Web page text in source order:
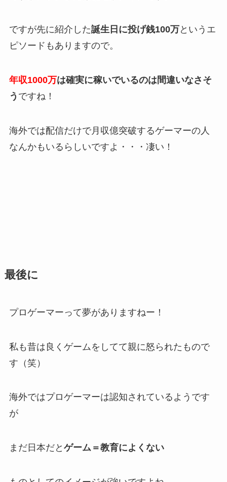
ですが先に紹介した誕生日に投げ銭100万というエ
ピソードもありますので。
年収1000万は確実に稼いでいるのは間違いなさそ
う ですね！
海外では配信だけで月収億突破するゲーマーの人
なんかもいるらしいですよ・・・凄い！
最後に
プロゲーマーって夢がありますねー！
私も昔は良くゲームをしてて親に怒られたもので
す（笑）
海外ではプロゲーマーは認知されているようです
が
まだ日本だと ゲーム＝教育によくない